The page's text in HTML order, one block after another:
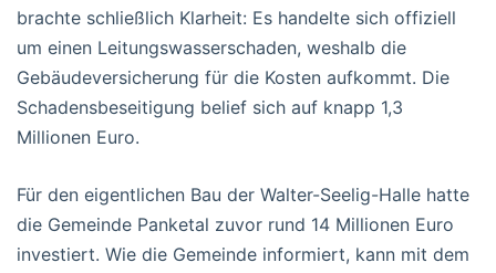
brachte schließlich Klarheit: Es handelte sich offiziell
um einen Leitungswasserschaden, weshalb die
Gebäudeversicherung für die Kosten aufkommt. Die
Schadensbeseitigung belief sich auf knapp 1,3
Millionen Euro.
Für den eigentlichen Bau der Walter-Seelig-Halle hatte
die Gemeinde Panketal zuvor rund 14 Millionen Euro
investiert. Wie die Gemeinde informiert, kann mit dem